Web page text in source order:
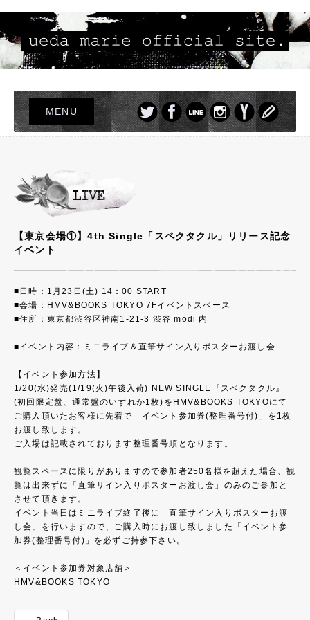
MENU
LIVE
NEWS
PROFILE
DISCOGRAPHY
PHOTO
【東京会場①】4th Single「スペクタクル」リリース記念
イベント
■日時：1月23日(土) 14：00 START
■会場：HMV&BOOKS TOKYO 7Fイベントスペース
■住所：東京都渋谷区神南1-21-3 渋谷 modi 内
■イベント内容：ミニライブ＆直筆サイン入りポスターお渡し会
【イベント参加方法】
1/20(水)発売(1/19(火)午後入荷) NEW SINGLE『スペクタクル』
(初回限定盤、通常盤のいずれか1枚)をHMV&BOOKS TOKYOにて
ご購入頂いたお客様に先着で「イベント参加券(整理番号付)」を1枚
お渡し致します。
ご入場は記載されております整理番号順となります。
観覧スペースに限りがありますので参加者250名様を超えた場合、観
覧は出来ずに「直筆サイン入りポスターお渡し会」のみのご参加と
させて頂きます。
イベント当日はミニライブ終了後に「直筆サイン入りポスターお渡
し会」を行いますので、ご購入時にお渡し致しました「イベント参
加券(整理番号付)」を必ずご持参下さい。
＜イベント参加券対象店舗＞
HMV&BOOKS TOKYO